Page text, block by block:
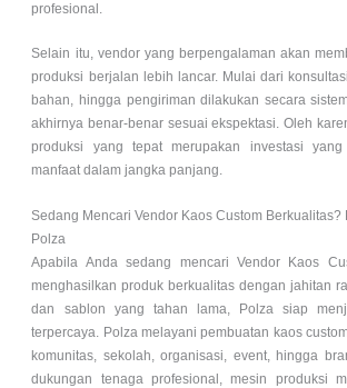
profesional.
Selain itu, vendor yang berpengalaman akan
produksi berjalan lebih lancar. Mulai dari
bahan, hingga pengiriman dilakukan secara
akhirnya benar-benar sesuai ekspektasi. Oleh
produksi yang tepat merupakan investasi
manfaat dalam jangka panjang.
Sedang Mencari Vendor Kaos Custom Berkualitas?
Polza
Apabila Anda sedang mencari Vendor Kaos
menghasilkan produk berkualitas dengan jahitan
dan sablon yang tahan lama, Polza siap
terpercaya. Polza melayani pembuatan kaos
komunitas, sekolah, organisasi, event, hingga
dukungan tenaga profesional, mesin produksi